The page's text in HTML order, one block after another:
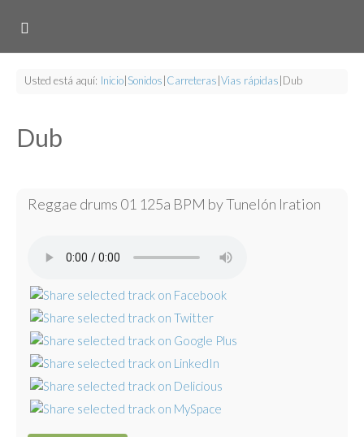
Usted está aquí: Inicio Sonidos Carreteras Vias rápidas Dub
Dub
Reggae drums 01 125a BPM by Tunelón Iration